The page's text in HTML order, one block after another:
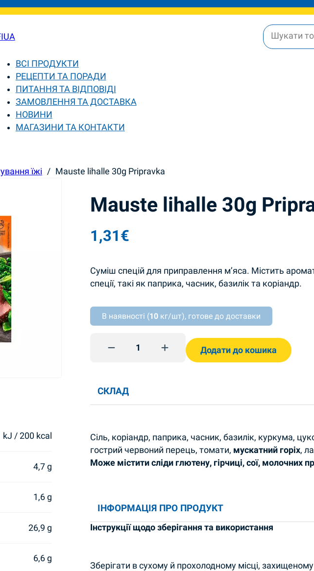
UA
ВСІ ПРОДУКТИ
РЕЦЕПТИ ТА ПОРАДИ
ПИТАННЯ ТА ВІДПОВІДІ
ЗАМОВЛЕННЯ ТА ДОСТАВКА
НОВИНИ
МАГАЗИНИ ТА КОНТАКТИ
їжі / Mauste lihalle 30g Pripravka
Mauste lihalle 30g
1,31€
Суміш спецій для приправлення м’яса. Містить
спеції, такі як паприка, часник, базилік та коріандр.
В наявності (10 кг/шт), готове до доставки
Mauste lihalle 30g Pripravka quantity
Додати до кошика
kJ / 200 kcal
4,7 g
1,6 g
26,9 g
6,6 g
СКЛАД
Сіль, коріандр, паприка, часник, базилік, куркума,
гострий червоний перець, томати, мускатний горіх,
Може містити сліди глютену, гірчиці, сої, молочних
ІНФОРМАЦІЯ ПРО ПРОДУКТ
Інструкції щодо зберігання та використання
Зберігати в сухому й прохолодному місці, захищеному